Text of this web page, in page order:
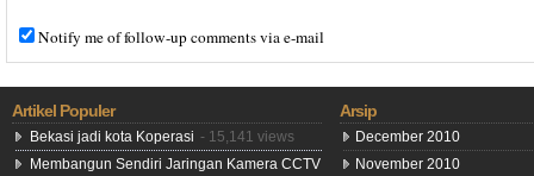
Notify me of follow-up comments via e-mail
Artikel Populer
Bekasi jadi kota Koperasi - 15,141 views
Membangun Sendiri Jaringan Kamera CCTV
Arsip
December 2010
November 2010